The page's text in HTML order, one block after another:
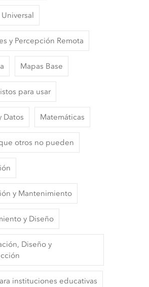
y Percepción Remota
Mapas Base
para usar
Datos Matemáticas
otros no pueden
y Mantenimiento
y Diseño
Diseño y
instituciones educativas